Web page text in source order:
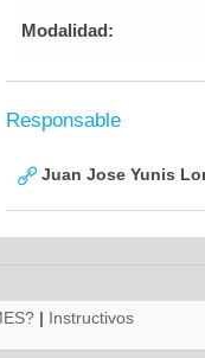
Modalidad:
Responsable
Juan Jose Yunis
| Instructivos